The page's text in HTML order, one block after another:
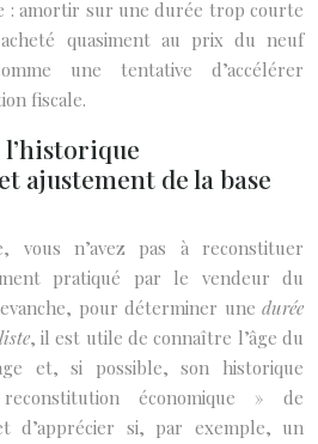
: amortir sur une durée trop courte
acheté quasiment au prix du neuf
une tentative d’accélérer
fiscale.
ajustement de la base
vous n’avez pas à reconstituer
pratiqué par le vendeur du
pour déterminer une durée
, il est utile de connaître l’âge du
et, si possible, son historique
économique » de
d’apprécier si, par exemple, un